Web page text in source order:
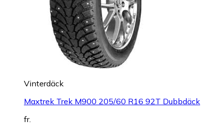
Vinterdäck
Maxtrek Trek M900 205/60 R16 92T Dubbdäck
fr.